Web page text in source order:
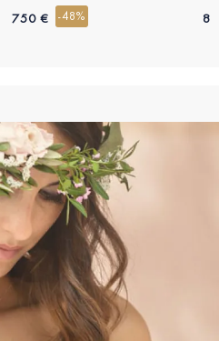
750 € -48%